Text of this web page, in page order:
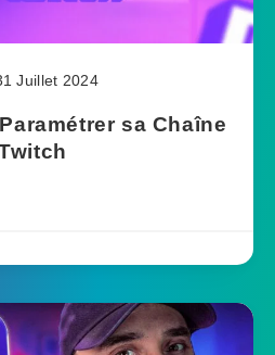
Juillet 2024
sa Chaîne